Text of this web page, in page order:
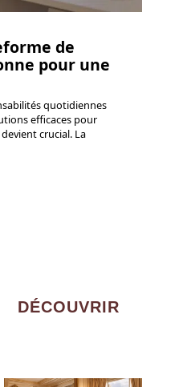
de
pour une
quotidiennes
efficaces pour
crucial. La
DÉCOUVRIR